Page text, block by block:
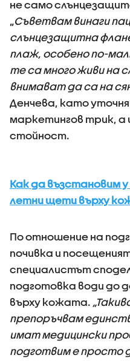
не само
„Съветвам винаги
слънцезащитна
плаж, особено по-
те са много живи на
внимават да са на
Денчева, като
маркетингов трик,
стойност.
Как да възстановим
летни щети върху
По отношение на
почивка и
специалистът
подготовка води до
върху кожата.
препоръчвам
имат медицински
подготвим е просто